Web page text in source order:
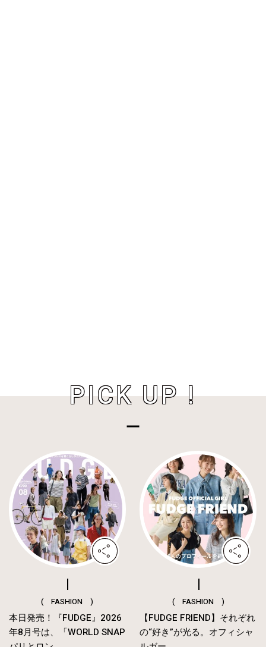
PICK UP !
( FASHION )
本日発売！『FUDGE』2026
年8月号は、「WORLD SNAP
( FASHION )
【FUDGE FRIEND】それぞれ
の“好き”が光る。オフィシャ